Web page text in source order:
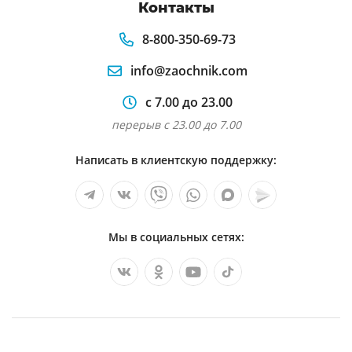
Анализ логистической компании ооо
Анализ имущества предприятия и
Налоговая политика государства и ее
влияние на экономическую безопасность
хозяйствующего субъекта.
Курсовая работа по пм 04 мдк 02 «основы
анализа бухгалтерской отчётности» на тему:
деятельности промышленного предприятия
Контакты
8-800-350-69-73
info@zaochnik.com
с 7.00 до 23.00
перерыв с 23.00 до 7.00
Написать в клиентскую поддержку:
Мы в социальных сетях: